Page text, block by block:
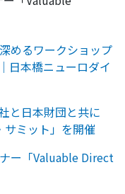
めるワークショップ
日本橋ニューロダイ
と日本財団と共に
サミット」を開催
ー「Valuable Direct